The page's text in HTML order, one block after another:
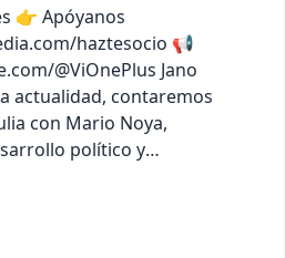
haztesocio 📢
@ViOnePlus Jano
actualidad, contaremos
con Mario Noya,
político y
las palabras de los
el episodio
de iVoox Originals